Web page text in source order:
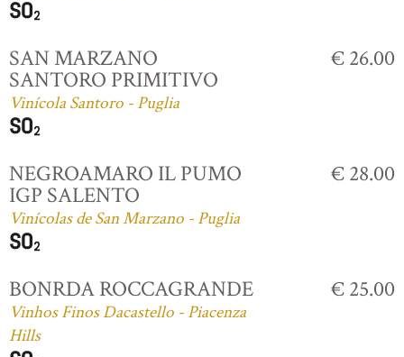
SAN MARZANO
SANTORO PRIMITIVO
Vinícola Santoro - Puglia
€ 26.00
NEGROAMARO IL PUMO
IGP SALENTO
Vinícolas de San Marzano - Puglia
€ 28.00
BONRDA ROCCAGRANDE
Vinhos Finos Dacastello - Piacenza
Hills
€ 25.00